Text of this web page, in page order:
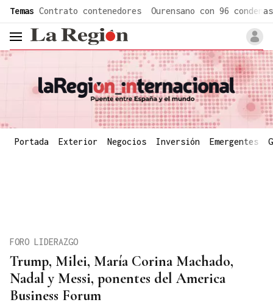
Temas Contrato contenedores Ourensano con 96 condenas
header.menu.open
Portada Exterior Negocios Inversión Emergentes
Trump, Milei, María Corina Machado,
Nadal y Messi, ponentes del America
Business Forum
FORO LIDERAZGO